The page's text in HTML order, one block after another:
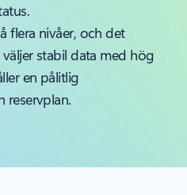
flera nivåer, och det
stabil data med hög
en pålitlig
reservplan.